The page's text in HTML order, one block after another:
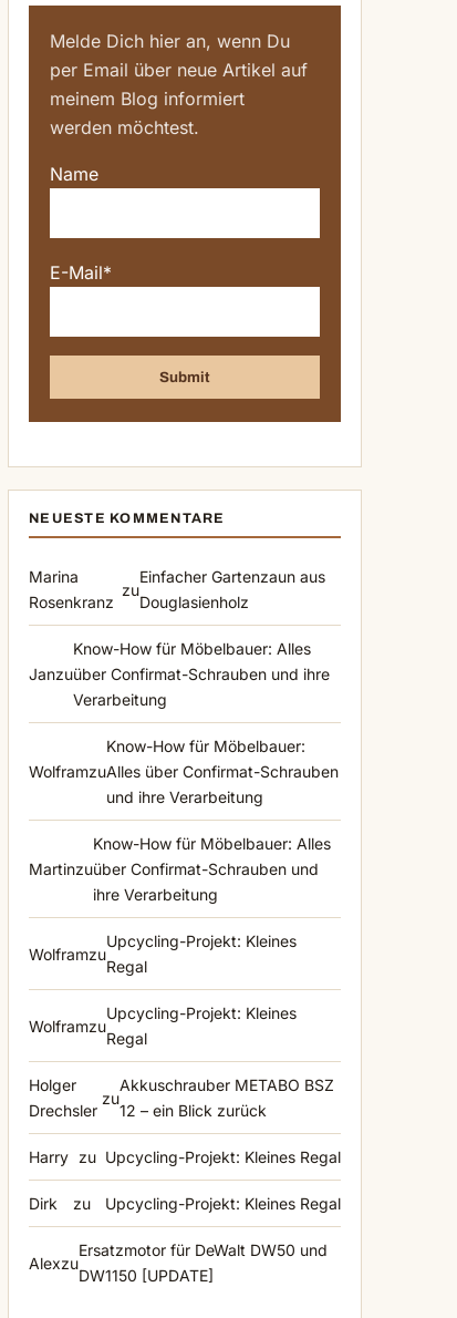
Melde Dich hier an, wenn Du
per Email über neue Artikel auf
meinem Blog informiert
werden möchtest.
Name
E-Mail*
NEUESTE KOMMENTARE
Marina
Rosenkranz
zu
Einfacher Gartenzaun aus
Douglasienholz
Janzu
Know-How für Möbelbauer: Alles
über Confirmat-Schrauben und ihre
Verarbeitung
Wolframzu
Know-How für Möbelbauer:
Alles über Confirmat-Schrauben
und ihre Verarbeitung
Martinzu
Know-How für Möbelbauer: Alles
über Confirmat-Schrauben und
ihre Verarbeitung
Wolframzu
Upcycling-Projekt: Kleines
Regal
Wolframzu
Upcycling-Projekt: Kleines
Regal
Holger
Drechsler
zu
Akkuschrauber METABO BSZ
12 – ein Blick zurück
Harry zu Upcycling-Projekt: Kleines Regal
Dirk zu Upcycling-Projekt: Kleines Regal
Alexzu
Ersatzmotor für DeWalt DW50 und
DW1150 [UPDATE]